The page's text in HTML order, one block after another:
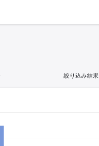
絞り込み結果